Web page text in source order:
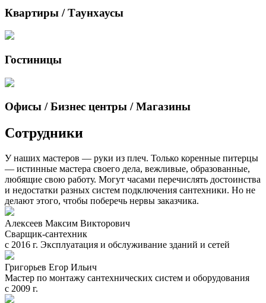
Квартиры / Таунхаусы
Гостиницы
Офисы / Бизнес центры / Магазины
Сотрудники
У наших мастеров — руки из плеч. Только коренные питерцы
— истинные мастера своего дела, вежливые, образованные,
любящие свою работу. Могут часами перечислять достоинства
и недостатки разных систем подключения сантехники. Но не
делают этого, чтобы поберечь нервы заказчика.
Алексеев Максим Викторович
Сварщик-сантехник
с 2016 г. Эксплуатация и обслуживание зданий и сетей
Григорьев Егор Ильич
Мастер по монтажу сантехнических систем и оборудования
с 2009 г.